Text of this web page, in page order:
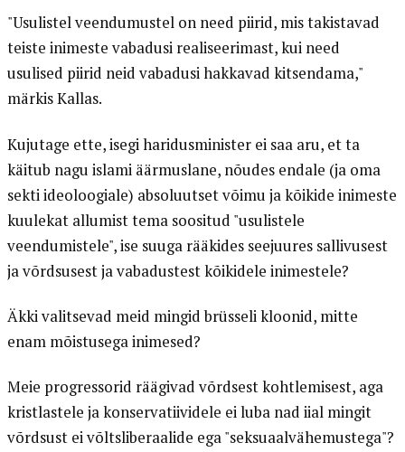
"Usulistel veendumustel on need piirid, mis takistavad
teiste inimeste vabadusi realiseerimast, kui need
usulised piirid neid vabadusi hakkavad kitsendama,"
märkis Kallas.
Kujutage ette, isegi haridusminister ei saa aru, et ta
käitub nagu islami äärmuslane, nõudes endale (ja oma
sekti ideoloogiale) absoluutset võimu ja kõikide inimeste
kuulekat allumist tema soositud "usulistele
veendumistele", ise suuga rääkides seejuures sallivusest
ja võrdsusest ja vabadustest kõikidele inimestele?
Äkki valitsevad meid mingid brüsseli kloonid, mitte
enam mõistusega inimesed?
Meie progressorid räägivad võrdsest kohtlemisest, aga
kristlastele ja konservatiividele ei luba nad iial mingit
võrdsust ei võltsliberaalide ega "seksuaalvähemustega"?